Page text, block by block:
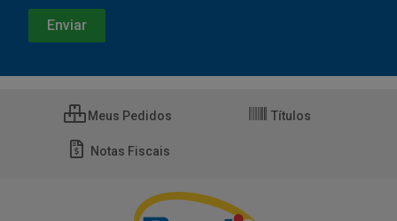
Meus Pedidos Títulos
Notas Fiscais